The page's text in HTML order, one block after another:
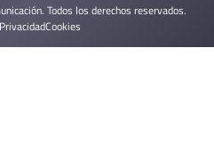
Todos los derechos reservados.
PrivacidadCookies